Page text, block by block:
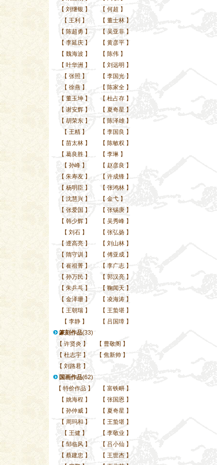
【 刘继银 】 【 何超 】
【 王利 】 【 董士林 】
【 陈超勇 】 【 吴亚非 】
【 李延庆】 【 黄彦平 】
【 魏海波 】 【 陈伟 】
【 叶华洲 】 【 刘远明 】
【 张照 】 【 李国光 】
【 徐燕】 【 陈家全 】
【 董玉坤】 【 杜占存 】
【 谢安辉】 【 夏奇星 】
【 胡荣东】 【 陈泽雄 】
【 王精】 【 李国良 】
【 苗太林】 【 陈敏权 】
【 葛良胜】 【 李琳 】
【 孙峰】 【 赵彦良 】
【 朱寿友】 【 许成锋 】
【 杨明臣 】 【 张鸿林 】
【 沈慧兴】 【 金弋 】
【 张爱国 】 【 张锡庚 】
【 韩少辉】 【 吴秀峰 】
【 刘石】 【 张弘扬 】
【 遆高亮】 【 刘山林 】
【 隋守训 】 【 傅亚成 】
【 崔祖菁】 【 李广志 】
【 孙万民 】 【 郭汉亮 】
【 朱乒乓】 【 鞠闻天 】
【 金泽珊】 【 凌海涛 】
【 王朝瑞】 【 王蛰堪 】
【 李静】 【 吕国璋 】
篆刻作品(33)
【 许贤炎 】 【 曹敬阁 】
【 杜志宇 】 【 焦新帅 】
【 刘路君 】
国画作品(62)
【 特价作品】 【 富铁畊 】
【 姚海程 】 【 张国恩 】
【 孙仲威】 【 夏奇星 】
【 周玛和 】 【 王蛰堪 】
【 王健】 【 李敬业 】
【 邹临风】 【 吕小仙 】
【 蔡建忠 】 【 王世杰 】